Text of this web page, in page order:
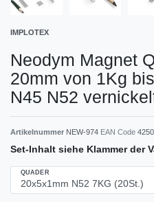
IMPLOTEX
Neodym Magnet
20mm von 1Kg
N45 N52
Artikelnummer NEW-974 EAN Code
Set-Inhalt siehe Klammer der
QUADER